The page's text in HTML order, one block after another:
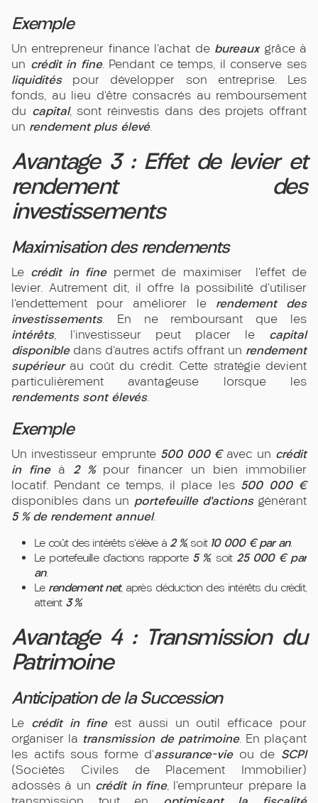
Exemple
Un entrepreneur finance l’achat de bureauxgrâce à
un crédit in fine. Pendant ce temps, il conserve ses
liquiditéspour développer son entreprise. Les
fonds, au lieu d’être consacrés au remboursement
du capital, sont réinvestis dans des projets offrant
un rendement plus élevé.
Avantage 3 : Effet de levier et
rendement des
investissements
Maximisation des rendements
Le crédit in finepermet de maximiser l’effet de
levier. Autrement dit, il offre la possibilité d’utiliser
l’endettement pour améliorer le rendement des
investissements. En ne remboursant que les
intérêts, l’investisseur peut placer le capital
disponibledans d’autres actifs offrant un rendement
supérieurau coût du crédit. Cette stratégie devient
particulièrement avantageuse lorsque les
rendements sont élevés.
Exemple
Un investisseur emprunte 500 000 €avec un crédit
in fineà 2 %pour financer un bien immobilier
locatif. Pendant ce temps, il place les 500 000 €
disponibles dans un portefeuille d’actionsgénérant
5 % de rendement annuel.
Le coût des intérêts s’élève à 2 %, soit 10 000 € par an.
Le portefeuille d’actions rapporte 5 %, soit 25 000 € par
an.
Le rendement net, après déduction des intérêts du crédit,
atteint 3 %.
Avantage 4 : Transmission du
Patrimoine
Anticipation de la Succession
Le crédit in fineest aussi un outil efficace pour
organiser la transmission de patrimoine. En plaçant
les actifs sous forme d’assurance-vieou de SCPI
(Sociétés Civiles de Placement Immobilier)
adossés à un crédit in fine, l’emprunteur prépare la